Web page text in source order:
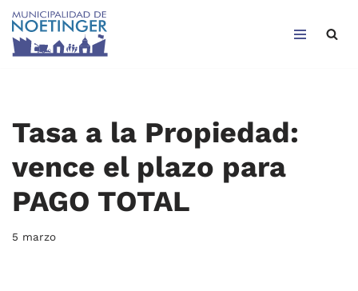
Saltar
Tasa a la Propiedad:
vence el plazo para
PAGO TOTAL
5 marzo